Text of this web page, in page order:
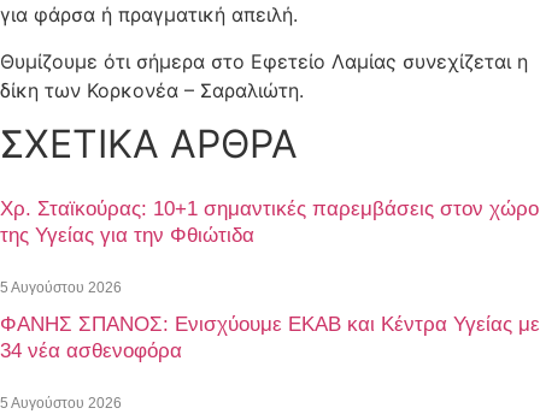
για φάρσα ή πραγματική απειλή.
Θυμίζουμε ότι σήμερα στο Εφετείο Λαμίας συνεχίζεται η
δίκη των Κορκονέα – Σαραλιώτη.
ΣΧΕΤΙΚΑ ΑΡΘΡΑ
Χρ. Σταϊκούρας: 10+1 σημαντικές παρεμβάσεις στον χώρο
της Υγείας για την Φθιώτιδα
5 Αυγούστου 2026
ΦΑΝΗΣ ΣΠΑΝΟΣ: Ενισχύουμε ΕΚΑΒ και Κέντρα Υγείας με
34 νέα ασθενοφόρα
5 Αυγούστου 2026